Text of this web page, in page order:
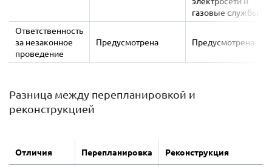
газовые службы
Ответственность
за незаконное
проведение
Предусмотрена Предусмотрена
Разница между перепланировкой и
реконструкцией
Отличия Перепланировка Реконструкция